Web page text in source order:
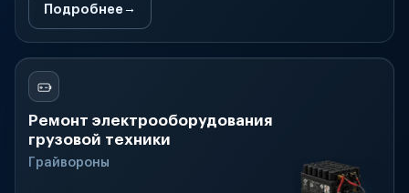
Подробнее
Ремонт электрооборудования
грузовой техники
Грайвороны